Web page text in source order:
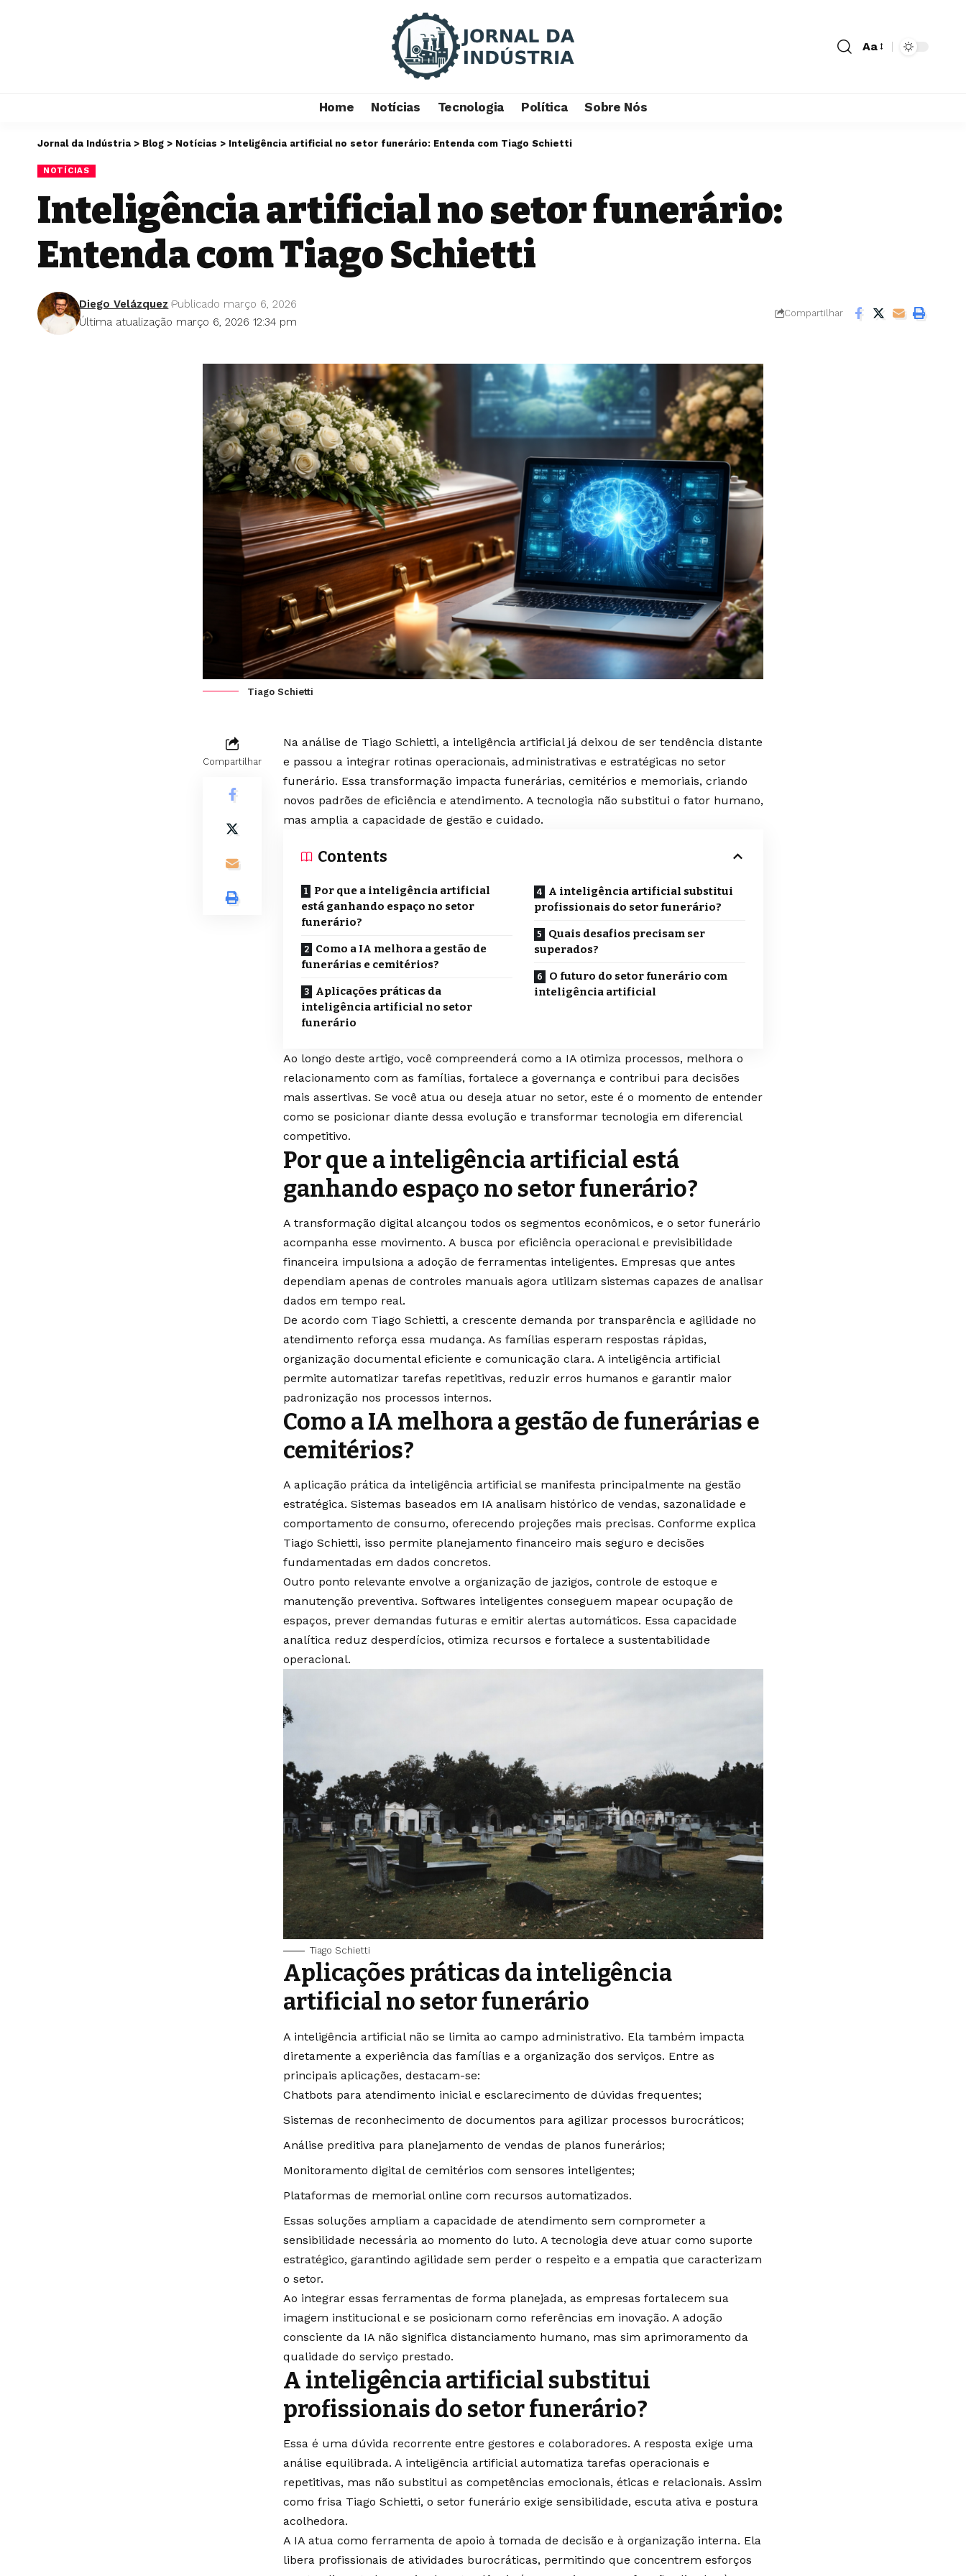
Aa
Home Notícias Tecnologia Política Sobre Nós
Jornal da Indústria > Blog > Notícias > Inteligência artificial no setor funerário: Entenda com Tiago Schietti
NOTÍCIAS
Inteligência artificial no setor funerário:
Entenda com Tiago Schietti
Última atualização março 6, 2026 12:34 pm
Diego Velázquez Publicado março 6, 2026
Compartilhar
Tiago Schietti
Compartilhar
Na análise de Tiago Schietti, a inteligência artificial já deixou de ser tendência distante
e passou a integrar rotinas operacionais, administrativas e estratégicas no setor
funerário. Essa transformação impacta funerárias, cemitérios e memoriais, criando
novos padrões de eficiência e atendimento. A tecnologia não substitui o fator humano,
mas amplia a capacidade de gestão e cuidado.
Contents
Por que a inteligência artificial
está ganhando espaço no setor
funerário?
Como a IA melhora a gestão de
funerárias e cemitérios?
Aplicações práticas da
inteligência artificial no setor
funerário
A inteligência artificial substitui
profissionais do setor funerário?
Quais desafios precisam ser
superados?
O futuro do setor funerário com
inteligência artificial
Ao longo deste artigo, você compreenderá como a IA otimiza processos, melhora o
relacionamento com as famílias, fortalece a governança e contribui para decisões
mais assertivas. Se você atua ou deseja atuar no setor, este é o momento de entender
como se posicionar diante dessa evolução e transformar tecnologia em diferencial
competitivo.
Por que a inteligência artificial está
ganhando espaço no setor funerário?
A transformação digital alcançou todos os segmentos econômicos, e o setor funerário
acompanha esse movimento. A busca por eficiência operacional e previsibilidade
financeira impulsiona a adoção de ferramentas inteligentes. Empresas que antes
dependiam apenas de controles manuais agora utilizam sistemas capazes de analisar
dados em tempo real.
De acordo com Tiago Schietti, a crescente demanda por transparência e agilidade no
atendimento reforça essa mudança. As famílias esperam respostas rápidas,
organização documental eficiente e comunicação clara. A inteligência artificial
permite automatizar tarefas repetitivas, reduzir erros humanos e garantir maior
padronização nos processos internos.
Como a IA melhora a gestão de funerárias e
cemitérios?
A aplicação prática da inteligência artificial se manifesta principalmente na gestão
estratégica. Sistemas baseados em IA analisam histórico de vendas, sazonalidade e
comportamento de consumo, oferecendo projeções mais precisas. Conforme explica
Tiago Schietti, isso permite planejamento financeiro mais seguro e decisões
fundamentadas em dados concretos.
Outro ponto relevante envolve a organização de jazigos, controle de estoque e
manutenção preventiva. Softwares inteligentes conseguem mapear ocupação de
espaços, prever demandas futuras e emitir alertas automáticos. Essa capacidade
analítica reduz desperdícios, otimiza recursos e fortalece a sustentabilidade
operacional.
Tiago Schietti
Aplicações práticas da inteligência
artificial no setor funerário
A inteligência artificial não se limita ao campo administrativo. Ela também impacta
diretamente a experiência das famílias e a organização dos serviços. Entre as
principais aplicações, destacam-se:
Chatbots para atendimento inicial e esclarecimento de dúvidas frequentes;
Sistemas de reconhecimento de documentos para agilizar processos burocráticos;
Análise preditiva para planejamento de vendas de planos funerários;
Monitoramento digital de cemitérios com sensores inteligentes;
Plataformas de memorial online com recursos automatizados.
Essas soluções ampliam a capacidade de atendimento sem comprometer a
sensibilidade necessária ao momento do luto. A tecnologia deve atuar como suporte
estratégico, garantindo agilidade sem perder o respeito e a empatia que caracterizam
o setor.
Ao integrar essas ferramentas de forma planejada, as empresas fortalecem sua
imagem institucional e se posicionam como referências em inovação. A adoção
consciente da IA não significa distanciamento humano, mas sim aprimoramento da
qualidade do serviço prestado.
A inteligência artificial substitui
profissionais do setor funerário?
Essa é uma dúvida recorrente entre gestores e colaboradores. A resposta exige uma
análise equilibrada. A inteligência artificial automatiza tarefas operacionais e
repetitivas, mas não substitui as competências emocionais, éticas e relacionais. Assim
como frisa Tiago Schietti, o setor funerário exige sensibilidade, escuta ativa e postura
acolhedora.
A IA atua como ferramenta de apoio à tomada de decisão e à organização interna. Ela
libera profissionais de atividades burocráticas, permitindo que concentrem esforços